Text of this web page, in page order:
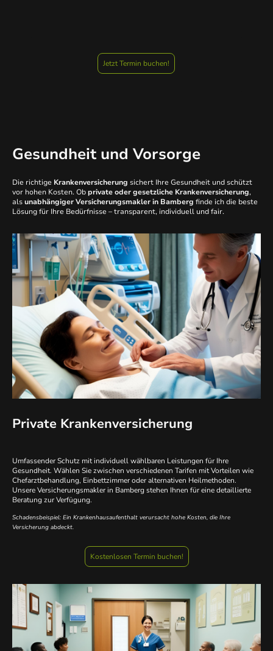
Jetzt Termin buchen!
Gesundheit und Vorsorge
Die richtige Krankenversicherung sichert Ihre Gesundheit und schützt
vor hohen Kosten. Obprivate oder gesetzliche Krankenversicherung,
alsunabhängiger Versicherungsmakler in Bamberg finde ich die beste
Lösung für Ihre Bedürfnisse – transparent, individuell und fair.
Private Krankenversicherung
Umfassender Schutz mit individuell wählbaren Leistungen für Ihre
Gesundheit. Wählen Sie zwischen verschiedenen Tarifen mit Vorteilen wie
Chefarztbehandlung, Einbettzimmer oder alternativen Heilmethoden.
Unsere Versicherungsmakler in Bamberg stehen Ihnen für eine detaillierte
Beratung zur Verfügung.
Schadensbeispiel: Ein Krankenhausaufenthalt verursacht hohe Kosten, die Ihre
Versicherung abdeckt.
Kostenlosen Termin buchen!